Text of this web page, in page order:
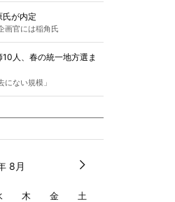
氏が内定
画官には稲角氏
人、春の統一地方選ま
にない規模」
8月
木 金 土